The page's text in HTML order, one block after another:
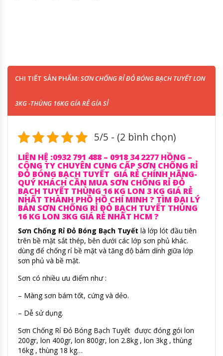
CHI TIẾT SẢN PHẨM:SƠN CHỐNG RỈ ĐỎ BÓNG BẠCH TUYẾT LON
3KG -THÙNG 16KG GÍA RẺ GÍA SỈ
5/5 - (2 bình chọn)
LIÊN HỆ :0932 791 488 – 0918 34 2277 HỒNG –
CÔNG TY CHUYÊN CUNG CẤP SƠN CHỐNG RỈ
ĐỎ BÓNG BẠCH TUYẾT GIÁ RẺ CHÍNH HÃNG-
QUÝ KHÁCH CẦN MUA SƠN CHỐNG RỈ ĐỎ
BẠCH TUYẾT THÙNG 16 KG LON 3 KG GIÁ RẺ
NHẤT THÀNH PHỒ HỒ CHÍ MINH ? TÌM ĐẠI LÝ
BÁN SƠN CHỐNG RỈ ĐỎ BẠCH TUYẾT THÙNG
16 KG LON 3KG GIÁ RẺ NHẤT HCM ?
Sơn Chống Rỉ Đỏ Bóng Bạch Tuyết là lớp lót đầu tiên
trên bề mặt sắt thép, bên dưới các lớp sơn phủ khác.
dùng để chống rỉ bề mặt và tăng độ bám dính giữa lớp
sơn phủ và bề mặt.
Sơn có nhiều ưu điểm như :
– Màng sơn bám tốt, cứng và dẻo.
– Dễ sử dụng.
Sơn Chống Rỉ Đỏ Bóng Bạch Tuyết được đóng gói lon
200gr, lon 400gr, lon 800gr, lon 2.8kg , lon 3kg , thùng
16kg , thùng 18 kg…